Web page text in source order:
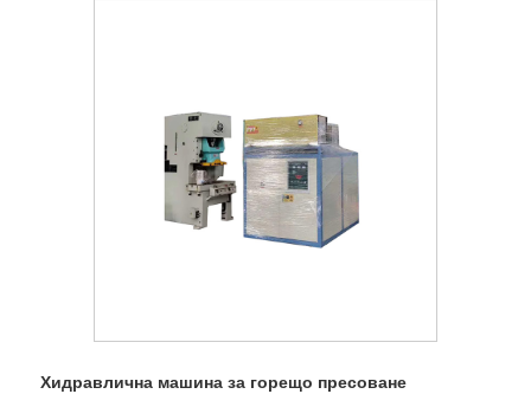
Хидравлична машина за горещо пресоване